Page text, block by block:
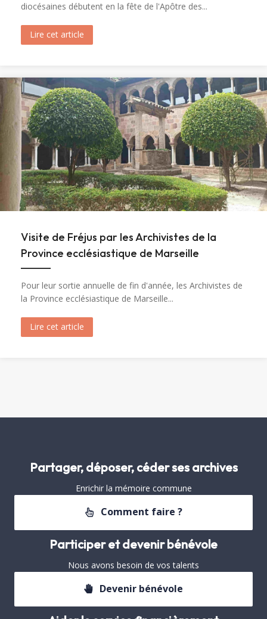
diocésaines débutent en la fête de l'Apôtre des...
Lire cet article
Visite de Fréjus par les Archivistes de la
Province ecclésiastique de Marseille
Pour leur sortie annuelle de fin d'année, les Archivistes de
la Province ecclésiastique de Marseille...
Lire cet article
Partager, déposer, céder ses archives
Enrichir la mémoire commune
Comment faire ?
Participer et devenir bénévole
Nous avons besoin de vos talents
Devenir bénévole